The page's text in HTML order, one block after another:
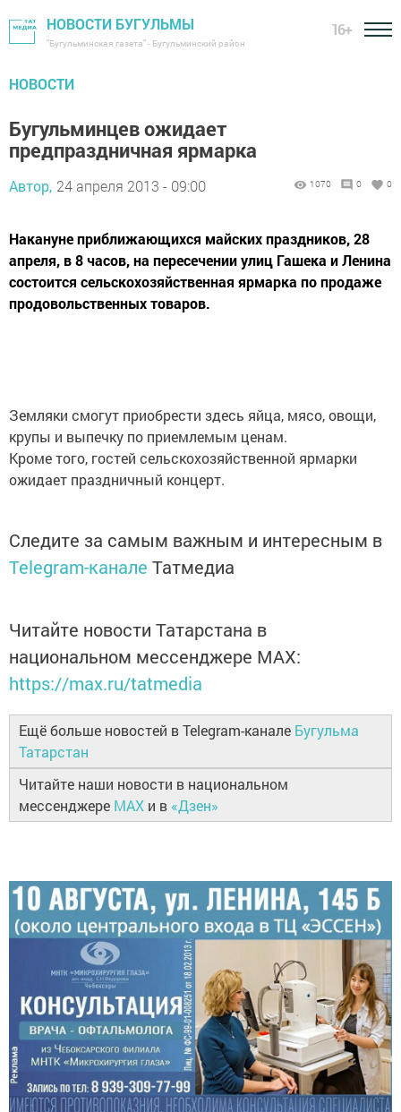
НОВОСТИ БУГУЛЬМЫ
"Бугульминская газета" - Бугульминский район
16+
НОВОСТИ
Бугульминцев ожидает
предпраздничная ярмарка
Автор, 24 апреля 2013 - 09:00 1070 0 0
Накануне приближающихся майских праздников, 28
апреля, в 8 часов, на пересечении улиц Гашека и Ленина
состоится сельскохозяйственная ярмарка по продаже
продовольственных товаров.
Земляки смогут приобрести здесь яйца, мясо, овощи,
крупы и выпечку по приемлемым ценам.
Кроме того, гостей сельскохозяйственной ярмарки
ожидает праздничный концерт.
Следите за самым важным и интересным в
Telegram-канале Татмедиа
Читайте новости Татарстана в
национальном мессенджере MАХ:
https://max.ru/tatmedia
Ещё больше новостей в Telegram-канале Бугульма
Татарстан
Читайте наши новости в национальном
мессенджере MAX и в «Дзен»